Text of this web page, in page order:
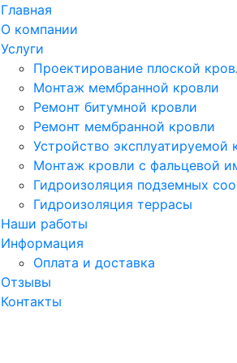
Главная
О компании
Услуги
Проектирование плоской
Монтаж мембранной кровли
Ремонт битумной кровли
Ремонт мембранной кровли
Устройство эксплуатируемой
Монтаж кровли с фальцевой
Гидроизоляция подземных
Гидроизоляция террасы
Наши работы
Информация
Оплата и доставка
Отзывы
Контакты